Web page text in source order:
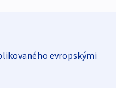
evropskými